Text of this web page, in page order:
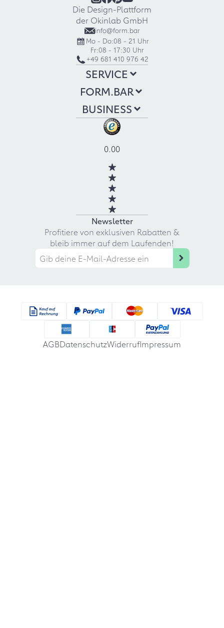
Die Design-Plattform
der Okinlab GmbH
info@form.bar
Mo - Do:08 - 21 Uhr
Fr:08 - 17:30 Uhr
+49 681 410 976 42
SERVICE
FORM.BAR
BUSINESS
0.00
Newsletter
Profitiere von exklusiven Rabatten &
bleib immer auf dem Laufenden!
AGBDatenschutzWiderrufImpressum